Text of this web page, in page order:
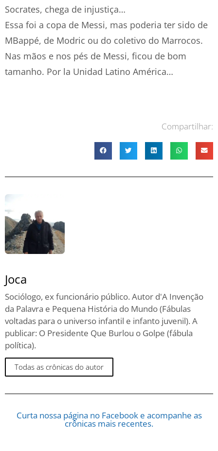
Socrates, chega de injustiça…
Essa foi a copa de Messi, mas poderia ter sido de
MBappé, de Modric ou do coletivo do Marrocos.
Nas mãos e nos pés de Messi, ficou de bom
tamanho. Por la Unidad Latino América…
Compartilhar:
Joca
Sociólogo, ex funcionário público. Autor d'A Invenção
da Palavra e Pequena História do Mundo (Fábulas
voltadas para o universo infantil e infanto juvenil). A
publicar: O Presidente Que Burlou o Golpe (fábula
política).
Todas as crônicas do autor
Curta nossa página no Facebook e acompanhe as
crônicas mais recentes.